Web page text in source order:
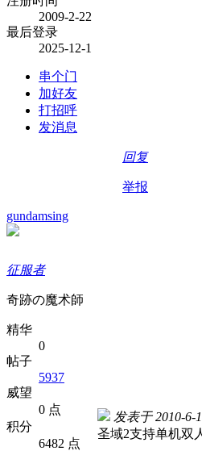
2009-2-22
最后登录
2025-12-1
串个门
加好友
打招呼
发消息
回复
举报
gundamsing
征服者
奇跡の魔术師
精华
0
帖子
5937
威望
0 点
积分
6482 点
发表于 2010-6-
圣域2支持单机双